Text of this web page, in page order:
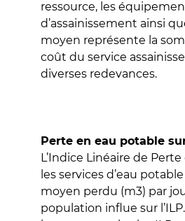
ressource, les
d’assainissement ainsi
moyen représente la
coût du service
diverses redevances.
Perte en eau potable
L’Indice Linéaire de
les services d’eau
moyen perdu (m3) par
population influe sur